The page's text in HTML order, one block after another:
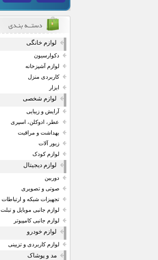
لوازم خانگی
دکوارسیون
لوازم آشپزخانه
کاربردی منزل
ابزار
لوازم شخصی
آرایش و زیبایی
عطر، ادوکلن، اسپری
بهداشت و مراقبت
زیور آلات
لوازم کودک
لوازم دیجیتال
دوربین
صوتی و تصویری
تجهیزات شبکه و ارتباطات
لوازم جانبی موبایل و تبلت
لوازم جانبی کامپیوتر
لوازم خودرو
لوازم کاربردی و تزیینی
مد و پوشاک